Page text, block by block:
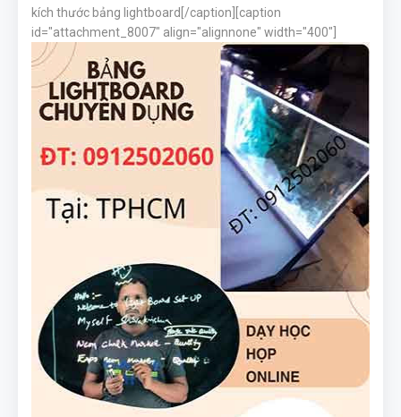
kích thước bảng lightboard[/caption][caption
id="attachment_8007" align="alignnone" width="400"]